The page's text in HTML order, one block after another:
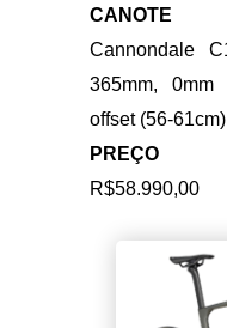
disc
SELIM
Fizik Vento
140mm
CANOTE
Cannondale
offset (56-61cm)